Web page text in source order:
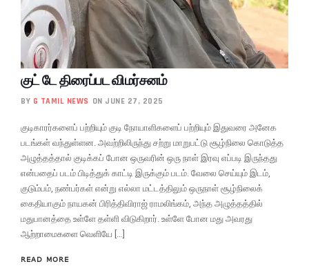
குட் டே திரைப்பட விமர்சனம்
BY G TAMIL NEWS ON JUNE 27, 2025
குடிகாரர்களைப் பற்றியும் குடி நோயாளிகளைப் பற்றியும் இதுவரை அனேக
படங்கள் வந்துள்ளன. அவற்றிலிருந்து சற்று மாறுபட்டு சூழ்நிலை கொடுத்த
அழுத்தத்தால் குடிக்கப் போன ஒருவரின் ஒரு நாள் இரவு எப்படி இருந்தது
என்பதைப் படம் பிடித்துக் காட்டி இருக்கும் படம். வேலை செய்யும் இடம்,
குடும்பம், நண்பர்கள் என்று எல்லா மட்டத்திலும் ஒருநாள் சூழ்நிலைக்
கைதியாகும் நாயகன் பிரித்திவிராஜ் ராமலிங்கம், அந்த அழுத்தத்தில்
மதுபானத்தை உள்ளே தள்ளி விடுகிறார். உள்ளே போன மது அவரது
ஆற்றாமைகளை வெளியே […]
READ MORE